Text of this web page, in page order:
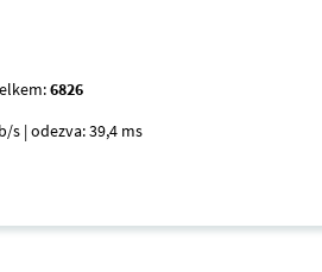
6826
s | odezva: 39,4 ms